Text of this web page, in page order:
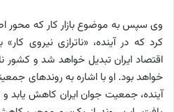
وی سپس به موضوع بازار کار که محور
کرد که در آینده، «ناترازی نیروی
اقتصاد ایران تبدیل خواهد شد و کشور
خواهد بود. او با اشاره به روندهای
آینده، جمعیت جوان ایران کاهش